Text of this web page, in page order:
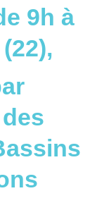
9h à